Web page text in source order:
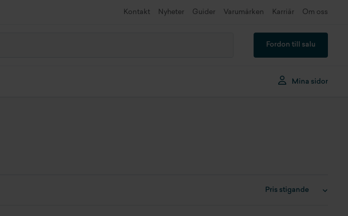
Kontakt Nyheter Guider Varumärken Karriär Om oss
Fordon till salu
Mina sidor